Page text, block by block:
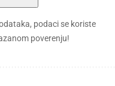
podaci se koriste
poverenju!